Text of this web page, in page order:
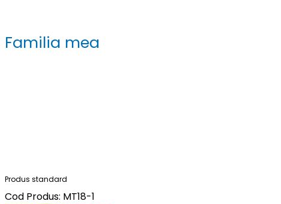
Familia mea
Produs standard
Cod Produs: MT18-1